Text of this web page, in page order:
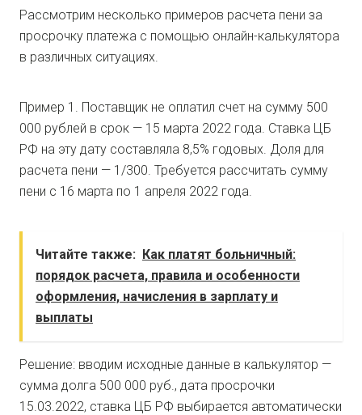
Рассмотрим несколько примеров расчета пени за
просрочку платежа с помощью онлайн-калькулятора
в различных ситуациях.
Пример 1. Поставщик не оплатил счет на сумму 500
000 рублей в срок — 15 марта 2022 года. Ставка ЦБ
РФ на эту дату составляла 8,5% годовых. Доля для
расчета пени — 1/300. Требуется рассчитать сумму
пени с 16 марта по 1 апреля 2022 года.
Читайте также: Как платят больничный:
порядок расчета, правила и особенности
оформления, начисления в зарплату и
выплаты
Решение: вводим исходные данные в калькулятор —
сумма долга 500 000 руб., дата просрочки
15.03.2022, ставка ЦБ РФ выбирается автоматически